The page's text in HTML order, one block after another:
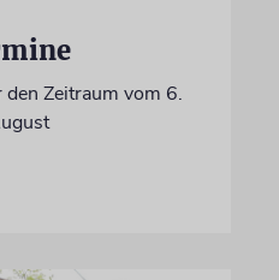
Zeitraum vom 6.